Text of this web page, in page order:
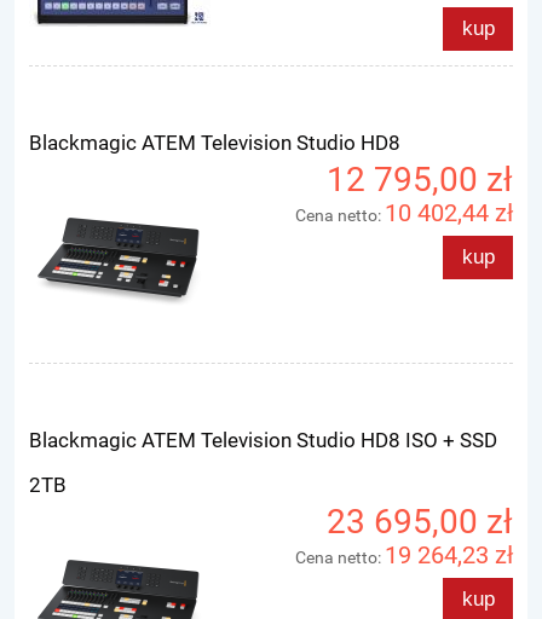
kup
Blackmagic ATEM Television Studio HD8
12 795,00 zł
Cena netto: 10 402,44 zł
kup
Blackmagic ATEM Television Studio HD8 ISO + SSD
2TB
23 695,00 zł
Cena netto: 19 264,23 zł
kup